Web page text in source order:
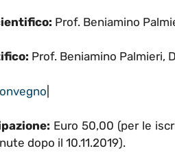
Prof. Beniamino
Prof. Beniamino Palmieri,
Euro 50,00 (per le
dopo il 10.11.2019).